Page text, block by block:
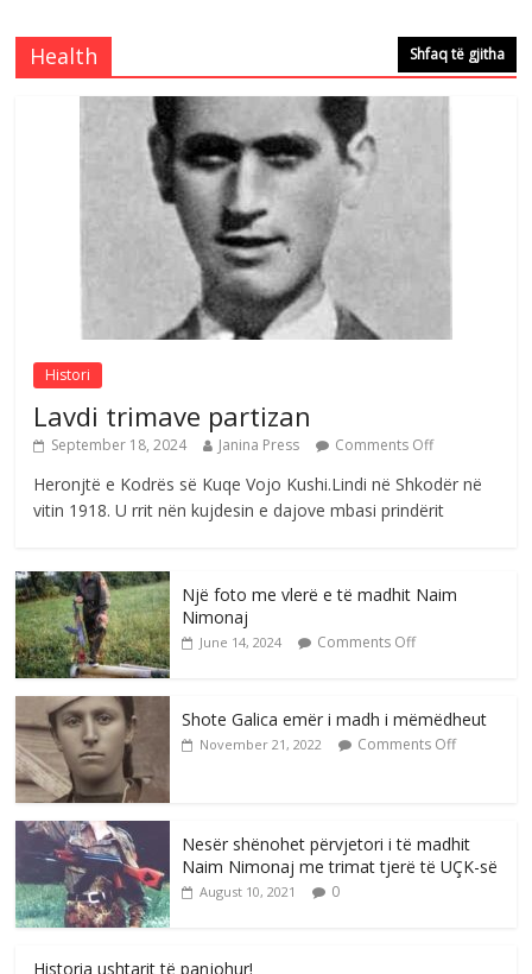
Comments Off
S’mbaj inat me asnjëri -Ganimete Jakupi
poete e respektuar
August 3, 2026 Comments Off
Nga Elmije Ajazi e nderuar
August 5, 2026 Comments Off
Health Shfaq të gjitha
Histori
Lavdi trimave partizan
September 18, 2024 Janina Press Comments Off
Heronjtë e Kodrës së Kuqe Vojo Kushi.Lindi në Shkodër në
vitin 1918. U rrit nën kujdesin e dajove mbasi prindërit
Një foto me vlerë e të madhit Naim
Nimonaj
June 14, 2024 Comments Off
Shote Galica emër i madh i mëmëdheut
November 21, 2022 Comments Off
Nesër shënohet përvjetori i të madhit
Naim Nimonaj me trimat tjerë të UÇK-së
August 10, 2021 0
Historia ushtarit të panjohur!